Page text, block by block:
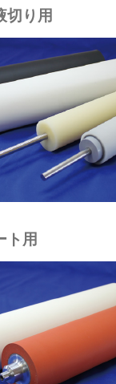
切り用
ト用